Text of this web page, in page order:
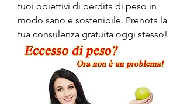
tuoi obiettivi di perdita di peso in
modo sano e sostenibile. Prenota la
tua consulenza gratuita oggi stesso!